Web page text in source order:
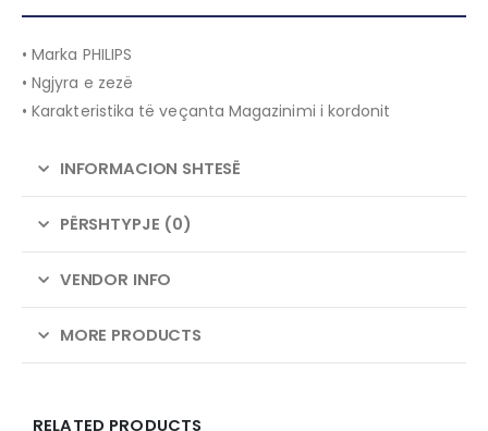
• Marka PHILIPS
• Ngjyra e zezë
• Karakteristika të veçanta Magazinimi i kordonit
INFORMACION SHTESË
PËRSHTYPJE (0)
VENDOR INFO
MORE PRODUCTS
RELATED PRODUCTS